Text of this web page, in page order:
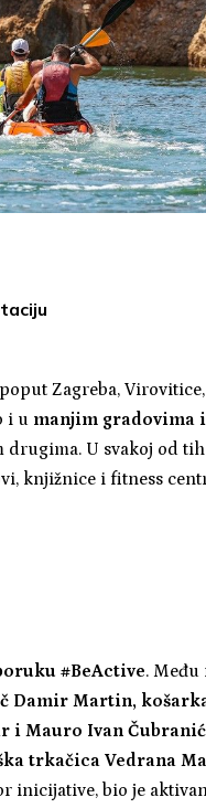
Zagreba, Virovitice,
i u manjim gradovima
drugima. U svakoj od
knjižnice i fitness
#BeActive.
Damir Martin,
i Mauro Ivan
trkačica Vedrana
inicijative, bio je